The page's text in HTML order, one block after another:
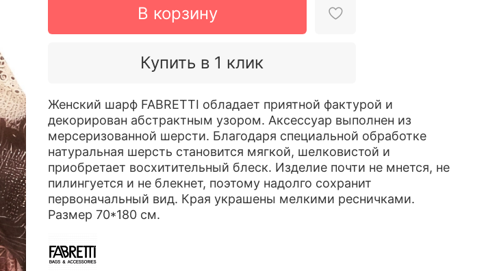
В корзину
Купить в 1 клик
Женский шарф FABRETTI обладает приятной фактурой и
декорирован абстрактным узором. Аксессуар выполнен из
мерсеризованной шерсти. Благодаря специальной обработке
натуральная шерсть становится мягкой, шелковистой и
приобретает восхитительный блеск. Изделие почти не мнется, не
пилингуется и не блекнет, поэтому надолго сохранит
первоначальный вид. Края украшены мелкими ресничками.
Размер 70*180 см.